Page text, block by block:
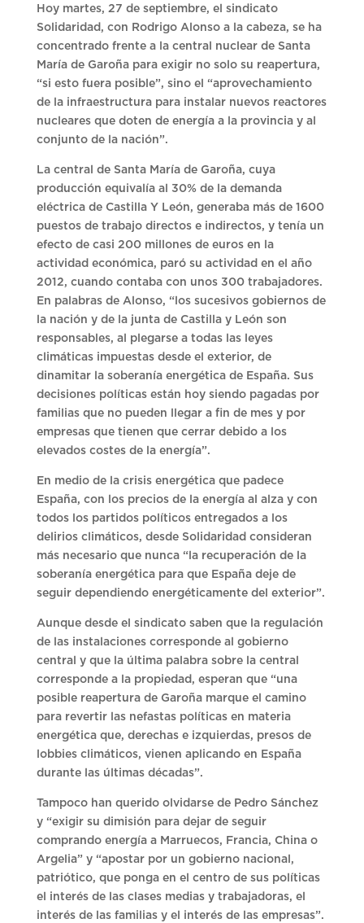
Hoy martes, 27 de septiembre, el sindicato
Solidaridad, con Rodrigo Alonso a la cabeza, se ha
concentrado frente a la central nuclear de Santa
María de Garoña para exigir no solo su reapertura,
“si esto fuera posible”, sino el “aprovechamiento
de la infraestructura para instalar nuevos reactores
nucleares que doten de energía a la provincia y al
conjunto de la nación”.
La central de Santa María de Garoña, cuya
producción equivalía al 30% de la demanda
eléctrica de Castilla Y León, generaba más de 1600
puestos de trabajo directos e indirectos, y tenía un
efecto de casi 200 millones de euros en la
actividad económica, paró su actividad en el año
2012, cuando contaba con unos 300 trabajadores.
En palabras de Alonso, “los sucesivos gobiernos de
la nación y de la junta de Castilla y León son
responsables, al plegarse a todas las leyes
climáticas impuestas desde el exterior, de
dinamitar la soberanía energética de España. Sus
decisiones políticas están hoy siendo pagadas por
familias que no pueden llegar a fin de mes y por
empresas que tienen que cerrar debido a los
elevados costes de la energía”.
En medio de la crisis energética que padece
España, con los precios de la energía al alza y con
todos los partidos políticos entregados a los
delirios climáticos, desde Solidaridad consideran
más necesario que nunca “la recuperación de la
soberanía energética para que España deje de
seguir dependiendo energéticamente del exterior”.
Aunque desde el sindicato saben que la regulación
de las instalaciones corresponde al gobierno
central y que la última palabra sobre la central
corresponde a la propiedad, esperan que “una
posible reapertura de Garoña marque el camino
para revertir las nefastas políticas en materia
energética que, derechas e izquierdas, presos de
lobbies climáticos, vienen aplicando en España
durante las últimas décadas”.
Tampoco han querido olvidarse de Pedro Sánchez
y “exigir su dimisión para dejar de seguir
comprando energía a Marruecos, Francia, China o
Argelia” y “apostar por un gobierno nacional,
patriótico, que ponga en el centro de sus políticas
el interés de las clases medias y trabajadoras, el
interés de las familias y el interés de las empresas”.